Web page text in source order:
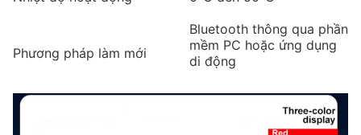
Phương pháp làm mới
Bluetooth thông qua phần
mềm PC hoặc ứng dụng
di động